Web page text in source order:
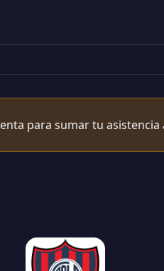
para sumar tu asistencia